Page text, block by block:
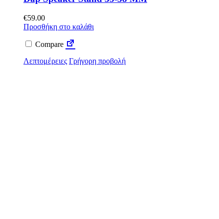
€59.00
Προσθήκη στο καλάθι
Compare
Λεπτομέρειες Γρήγορη προβολή